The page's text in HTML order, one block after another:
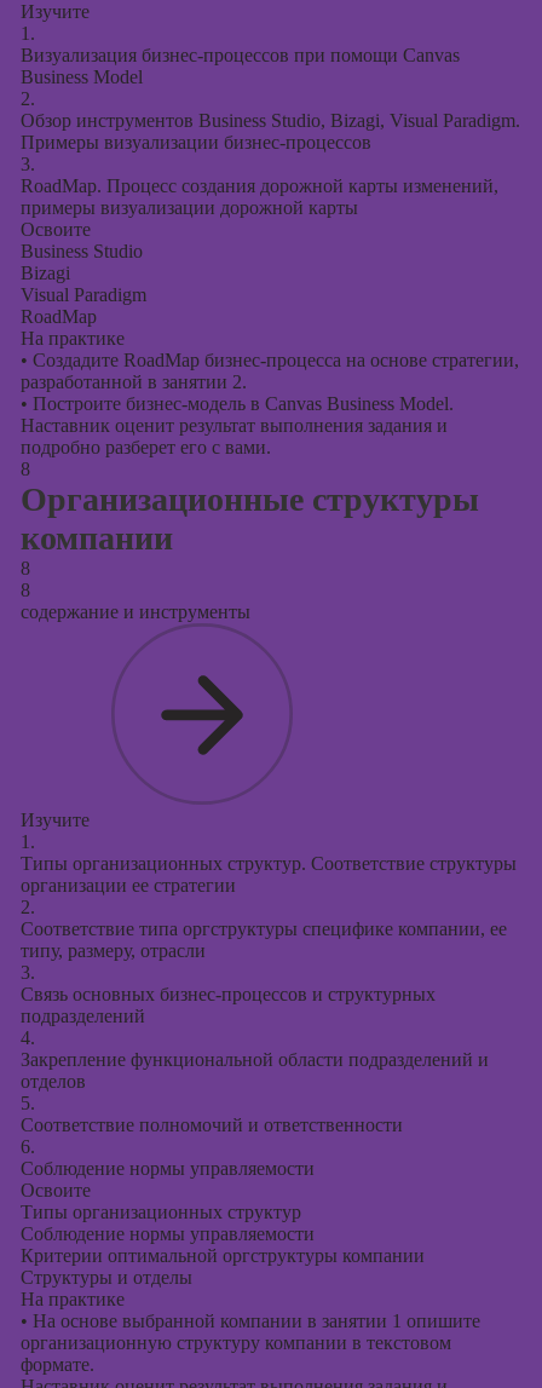
Изучите
1.
Визуализация бизнес-процессов при помощи Canvas
Business Model
2.
Обзор инструментов Business Studio, Bizagi, Visual Paradigm.
Примеры визуализации бизнес-процессов
3.
RoadMap. Процесс создания дорожной карты изменений,
примеры визуализации дорожной карты
Освоите
Business Studio
Bizagi
Visual Paradigm
RoadMap
На практике
• Создадите RoadMap бизнес-процесса на основе стратегии,
разработанной в занятии 2.
• Построите бизнес-модель в Canvas Business Model.
Наставник оценит результат выполнения задания и
подробно разберет его с вами.
8
Организационные структуры
компании
8
8
содержание и инструменты
Изучите
1.
Типы организационных структур. Соответствие структуры
организации ее стратегии
2.
Соответствие типа оргструктуры специфике компании, ее
типу, размеру, отрасли
3.
Связь основных бизнес-процессов и структурных
подразделений
4.
Закрепление функциональной области подразделений и
отделов
5.
Соответствие полномочий и ответственности
6.
Соблюдение нормы управляемости
Освоите
Типы организационных структур
Соблюдение нормы управляемости
Критерии оптимальной оргструктуры компании
Структуры и отделы
На практике
• На основе выбранной компании в занятии 1 опишите
организационную структуру компании в текстовом
формате.